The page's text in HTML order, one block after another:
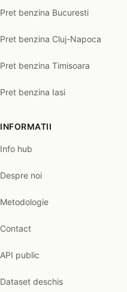
Pret benzina Bucuresti
Pret benzina Cluj-Napoca
Pret benzina Timisoara
Pret benzina Iasi
INFORMATII
Info hub
Despre noi
Metodologie
Contact
API public
Dataset deschis